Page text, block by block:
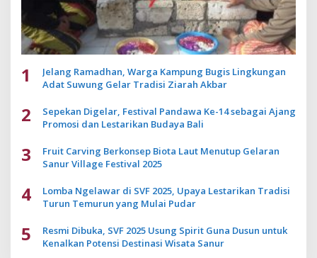
1
Jelang Ramadhan, Warga Kampung Bugis Lingkungan
Adat Suwung Gelar Tradisi Ziarah Akbar
2
Sepekan Digelar, Festival Pandawa Ke-14 sebagai Ajang
Promosi dan Lestarikan Budaya Bali
3
Fruit Carving Berkonsep Biota Laut Menutup Gelaran
Sanur Village Festival 2025
4
Lomba Ngelawar di SVF 2025, Upaya Lestarikan Tradisi
Turun Temurun yang Mulai Pudar
5
Resmi Dibuka, SVF 2025 Usung Spirit Guna Dusun untuk
Kenalkan Potensi Destinasi Wisata Sanur